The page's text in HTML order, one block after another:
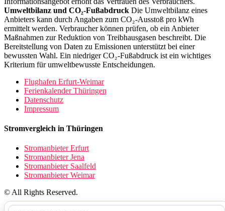
Umweltbilanz und CO₂-Fußabdruck Die Umweltbilanz eines
Anbieters kann durch Angaben zum CO₂-Ausstoß pro kWh
ermittelt werden. Verbraucher können prüfen, ob ein Anbieter
Maßnahmen zur Reduktion von Treibhausgasen beschreibt. Die
Bereitstellung von Daten zu Emissionen unterstützt bei einer
bewussten Wahl. Ein niedriger CO₂-Fußabdruck ist ein wichtiges
Kriterium für umweltbewusste Entscheidungen.
Flughafen Erfurt-Weimar
Ferienkalender Thüringen
Datenschutz
Impressum
Stromvergleich in Thüringen
Stromanbieter Erfurt
Stromanbieter Jena
Stromanbieter Saalfeld
Stromanbieter Weimar
© All Rights Reserved.